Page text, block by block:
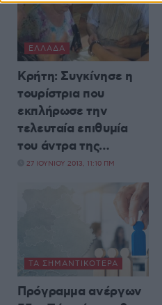
ΕΛΛΆΔΑ
Κρήτη: Συγκίνησε η
τουρίστρια που
εκπλήρωσε την
τελευταία επιθυμία
του άντρα της…
27 ΙΟΥΝΊΟΥ 2013, 11:10 ΠΜ
ΤΑ ΣΗΜΑΝΤΙΚΟΤΕΡΑ
Πρόγραμμα ανέργων